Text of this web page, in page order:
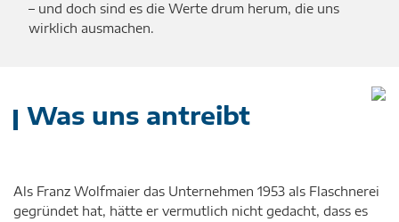
– und doch sind es die Werte drum herum, die uns
wirklich ausmachen.
Was uns antreibt
Als Franz Wolfmaier das Unternehmen 1953 als Flaschnerei
gegründet hat, hätte er vermutlich nicht gedacht, dass es